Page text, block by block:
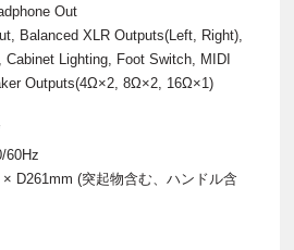
Out
Balanced XLR Outputs(Left, Right),
Cabinet Lighting, Foot Switch, MIDI
Outputs(4Ω×2, 8Ω×2, 16Ω×1)
60Hz
D261mm (突起物含む、ハンドル含